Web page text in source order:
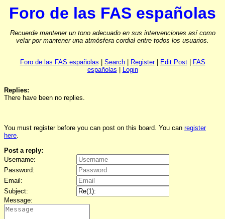
Foro de las FAS españolas
Recuerde mantener un tono adecuado en sus intervenciones así como
velar por mantener una atmósfera cordial entre todos los usuarios.
Foro de las FAS españolas Search| Register| Edit Post|
FAS
españolas
Login
Replies:
There have been no replies.
You must register before you can post on this board. You can register
here.
Post a reply:
Username:
Password:
Email:
Subject:
Message: